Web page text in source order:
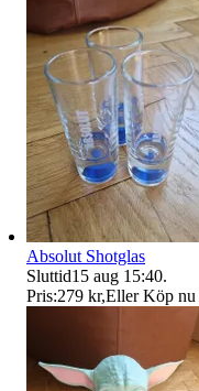
Absolut Shotglas
Sluttid15 aug 15:40.
Pris:279 kr,Eller Köp nu